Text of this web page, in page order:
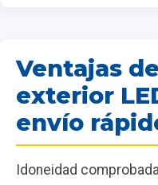
Ventajas
exterior
envío
Idoneidad